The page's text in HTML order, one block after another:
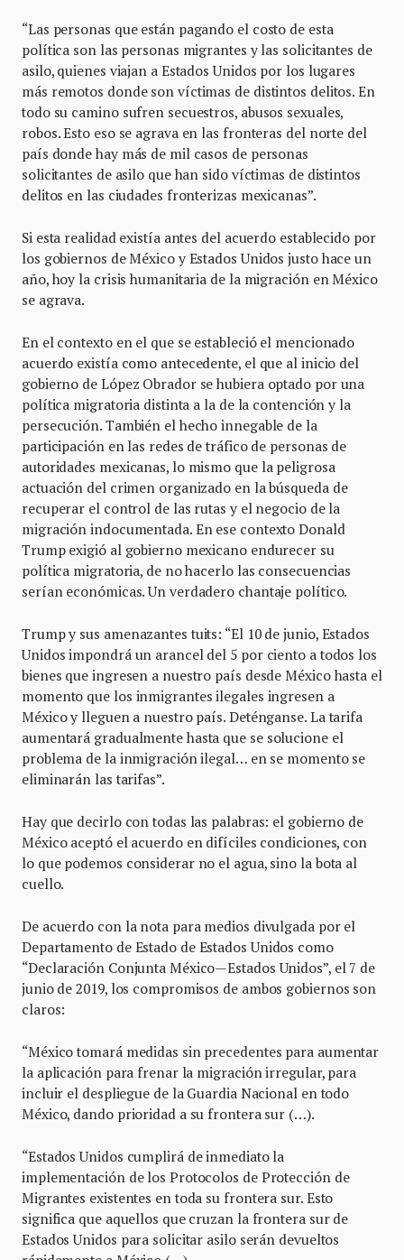
“Las personas que están pagando el costo de esta
política son las personas migrantes y las solicitantes de
asilo, quienes viajan a Estados Unidos por los lugares
más remotos donde son víctimas de distintos delitos. En
todo su camino sufren secuestros, abusos sexuales,
robos. Esto eso se agrava en las fronteras del norte del
país donde hay más de mil casos de personas
solicitantes de asilo que han sido víctimas de distintos
delitos en las ciudades fronterizas mexicanas”.
Si esta realidad existía antes del acuerdo establecido por
los gobiernos de México y Estados Unidos justo hace un
año, hoy la crisis humanitaria de la migración en México
se agrava.
En el contexto en el que se estableció el mencionado
acuerdo existía como antecedente, el que al inicio del
gobierno de López Obrador se hubiera optado por una
política migratoria distinta a la de la contención y la
persecución. También el hecho innegable de la
participación en las redes de tráfico de personas de
autoridades mexicanas, lo mismo que la peligrosa
actuación del crimen organizado en la búsqueda de
recuperar el control de las rutas y el negocio de la
migración indocumentada. En ese contexto Donald
Trump exigió al gobierno mexicano endurecer su
política migratoria, de no hacerlo las consecuencias
serían económicas. Un verdadero chantaje político.
Trump y sus amenazantes tuits: “El 10 de junio, Estados
Unidos impondrá un arancel del 5 por ciento a todos los
bienes que ingresen a nuestro país desde México hasta el
momento que los inmigrantes ilegales ingresen a
México y lleguen a nuestro país. Deténganse. La tarifa
aumentará gradualmente hasta que se solucione el
problema de la inmigración ilegal… en se momento se
eliminarán las tarifas”.
Hay que decirlo con todas las palabras: el gobierno de
México aceptó el acuerdo en difíciles condiciones, con
lo que podemos considerar no el agua, sino la bota al
cuello.
De acuerdo con la nota para medios divulgada por el
Departamento de Estado de Estados Unidos como
“Declaración Conjunta México—Estados Unidos”, el 7 de
junio de 2019, los compromisos de ambos gobiernos son
claros:
“México tomará medidas sin precedentes para aumentar
la aplicación para frenar la migración irregular, para
incluir el despliegue de la Guardia Nacional en todo
México, dando prioridad a su frontera sur (…).
“Estados Unidos cumplirá de inmediato la
implementación de los Protocolos de Protección de
Migrantes existentes en toda su frontera sur. Esto
significa que aquellos que cruzan la frontera sur de
Estados Unidos para solicitar asilo serán devueltos